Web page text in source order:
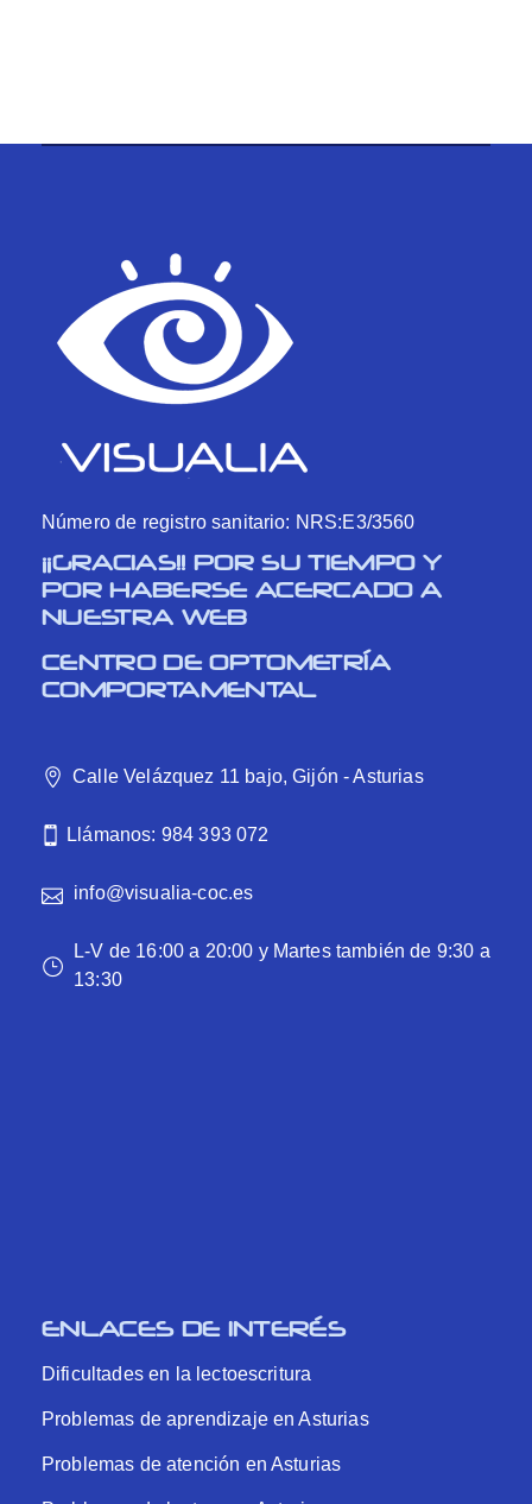
Número de registro sanitario: NRS:E3/3560
¡¡GRACIAS!! POR SU TIEMPO Y
POR HABERSE ACERCADO A
NUESTRA WEB
CENTRO DE OPTOMETRÍA
COMPORTAMENTAL
Calle Velázquez 11 bajo, Gijón - Asturias
Llámanos: 984 393 072
info@visualia-coc.es
L-V de 16:00 a 20:00 y Martes también de 9:30 a
13:30
ENLACES DE INTERÉS
Dificultades en la lectoescritura
Problemas de aprendizaje en Asturias
Problemas de atención en Asturias